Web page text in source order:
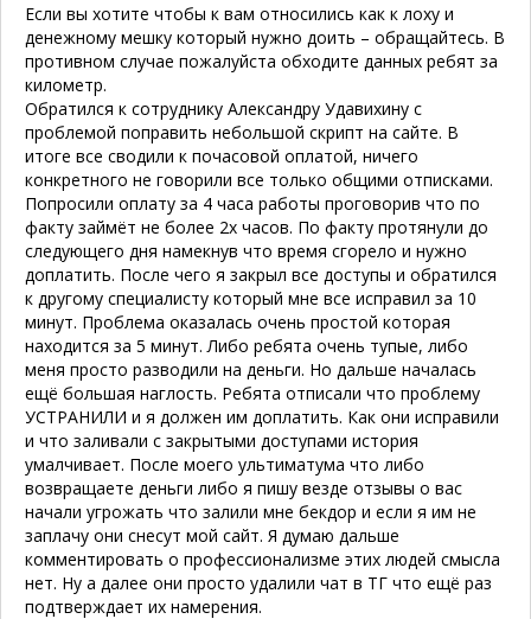
Если вы хотите чтобы к вам относились как к лоху и
денежному мешку который нужно доить – обращайтесь. В
противном случае пожалуйста обходите данных ребят за
километр.
Обратился к сотруднику Александру Удавихину с
проблемой поправить небольшой скрипт на сайте. В
итоге все сводили к почасовой оплатой, ничего
конкретного не говорили все только общими отписками.
Попросили оплату за 4 часа работы проговорив что по
факту займёт не более 2х часов. По факту протянули до
следующего дня намекнув что время сгорело и нужно
доплатить. После чего я закрыл все доступы и обратился
к другому специалисту который мне все исправил за 10
минут. Проблема оказалась очень простой которая
находится за 5 минут. Либо ребята очень тупые, либо
меня просто разводили на деньги. Но дальше началась
ещё большая наглость. Ребята отписали что проблему
УСТРАНИЛИ и я должен им доплатить. Как они исправили
и что заливали с закрытыми доступами история
умалчивает. После моего ультиматума что либо
возвращаете деньги либо я пишу везде отзывы о вас
начали угрожать что залили мне бекдор и если я им не
заплачу они снесут мой сайт. Я думаю дальше
комментировать о профессионализме этих людей смысла
нет. Ну а далее они просто удалили чат в ТГ что ещё раз
подтверждает их намерения.